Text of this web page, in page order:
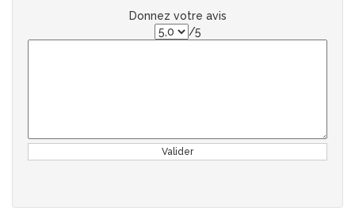
Donnez votre avis
/5
Valider